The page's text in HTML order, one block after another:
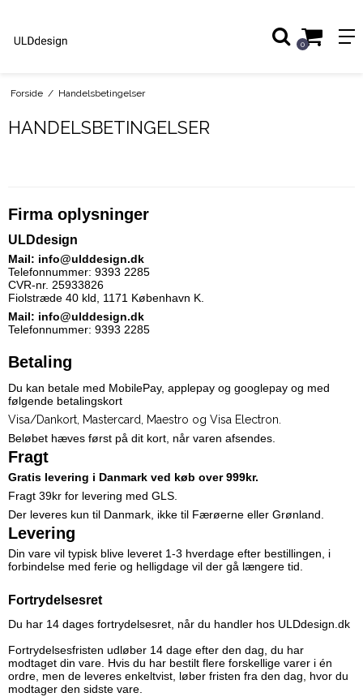
0
Forside / Handelsbetingelser
HANDELSBETINGELSER
Firma oplysninger
ULDdesign
Mail: info@ulddesign.dk
Telefonnummer: 9393 2285
CVR-nr. 25933826
Fiolstræde 40 kld, 1171 København K.
Mail: info@ulddesign.dk
Telefonnummer: 9393 2285
Betaling
Du kan betale med MobilePay, applepay og googlepay og med
følgende betalingskort
Visa/Dankort, Mastercard, Maestro og Visa Electron.
Beløbet hæves først på dit kort, når varen afsendes.
Fragt
Gratis levering i Danmark ved køb over 999kr.
Fragt 39kr for levering med GLS.
Der leveres kun til Danmark, ikke til Færøerne eller Grønland.
Levering
Din vare vil typisk blive leveret 1-3 hverdage efter bestillingen, i
forbindelse med ferie og helligdage vil der gå længere tid.
Fortrydelsesret
Du har 14 dages fortrydelsesret, når du handler hos ULDdesign.dk
Fortrydelsesfristen udløber 14 dage efter den dag, du har
modtaget din vare. Hvis du har bestilt flere forskellige varer i én
ordre, men de leveres enkeltvist, løber fristen fra den dag, hvor du
modtager den sidste vare.